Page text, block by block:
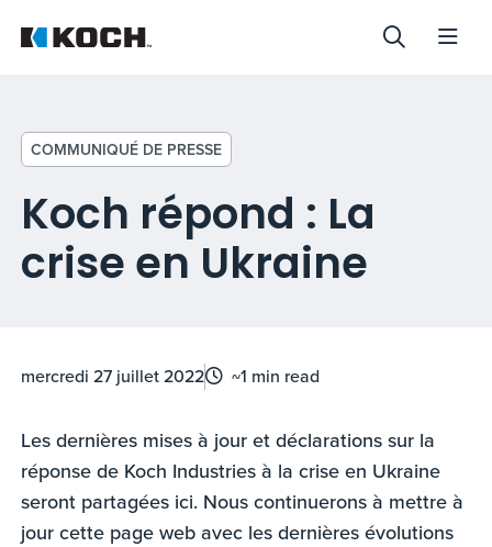
COMMUNIQUÉ DE PRESSE
Koch répond : La
crise en Ukraine
mercredi 27 juillet 2022 ~1 min read
Les dernières mises à jour et déclarations sur la
réponse de Koch Industries à la crise en Ukraine
seront partagées ici. Nous continuerons à mettre à
jour cette page web avec les dernières évolutions